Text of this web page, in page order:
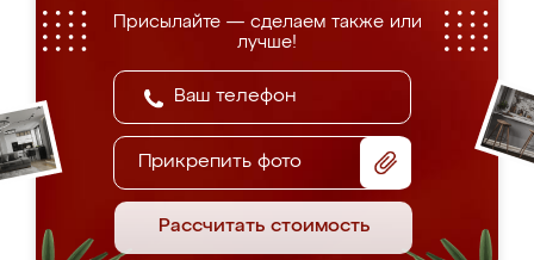
Присылайте — сделаем также или
лучше!
Прикрепить фото
Рассчитать стоимость